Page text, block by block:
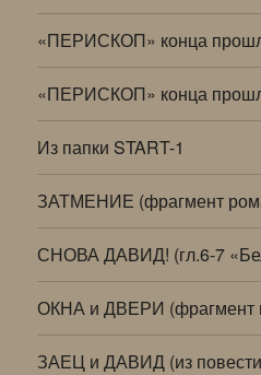
«ПЕРИСКОП» конца
«ПЕРИСКОП» конца
Из папки START-1
ЗАТМЕНИЕ (фрагмент
СНОВА ДАВИД! (гл.6-7
ОКНА и ДВЕРИ (фрагмент
ЗАЕЦ и ДАВИД (из